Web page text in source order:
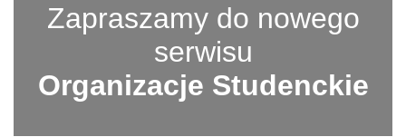
Zapraszamy do nowego
serwisu
Organizacje Studenckie